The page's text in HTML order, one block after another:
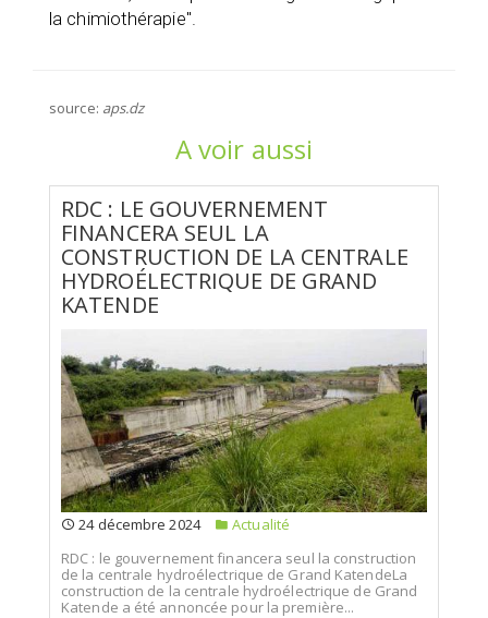
la chimiothérapie".
source: aps.dz
A voir aussi
RDC : LE GOUVERNEMENT
FINANCERA SEUL LA
CONSTRUCTION DE LA CENTRALE
HYDROÉLECTRIQUE DE GRAND
KATENDE
24 décembre 2024
Actualité
RDC : le gouvernement financera seul la construction
de la centrale hydroélectrique de Grand KatendeLa
construction de la centrale hydroélectrique de Grand
Katende a été annoncée pour la première...